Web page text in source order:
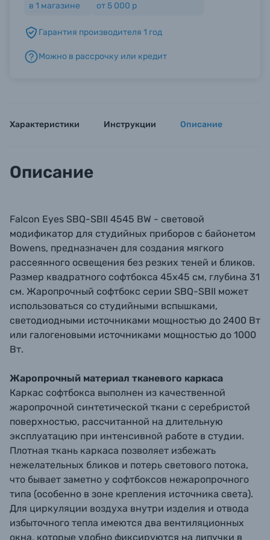
Б/У фототехника (Комиссионные товары)
в 1 магазине
от 5 000 р
Гарантия производителя 1 год
Можно в рассрочку или кредит
Характеристики Инструкции Описание
Описание
Falcon Eyes SBQ-SBII 4545 BW - световой
модификатор для студийных приборов с байонетом
Bowens, предназначен для создания мягкого
рассеянного освещения без резких теней и бликов.
Размер квадратного софтбокса 45х45 см, глубина 31
см. Жаропрочный софтбокс серии SBQ-SBII может
использоваться со студийными вспышками,
светодиодными источниками мощностью до 2400 Вт
или галогеновыми источниками мощностью до 1000
Вт.
Жаропрочный материал тканевого каркаса
Каркас софтбокса выполнен из качественной
жаропрочной синтетической ткани с серебристой
поверхностью, рассчитанной на длительную
эксплуатацию при интенсивной работе в студии.
Плотная ткань каркаса позволяет избежать
нежелательных бликов и потерь светового потока,
что бывает заметно у софтбоксов нежаропрочного
типа (особенно в зоне крепления источника света).
Для циркуляции воздуха внутри изделия и отвода
избыточного тепла имеются два вентиляционных
окна, которые удобно фиксируются на липучки в